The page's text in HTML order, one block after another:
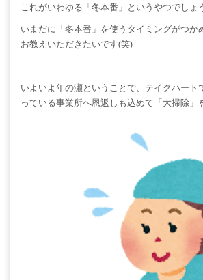
これがいわゆる「冬本番」というやつでしょ
いまだに「冬本番」を使うタイミングがつか
お教えいただきたいです(笑)
いよいよ年の瀬ということで、テイクハート
っている事業所へ恩返しも込めて「大掃除」